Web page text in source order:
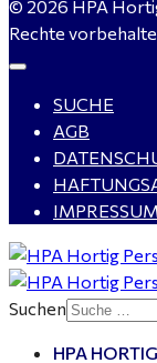
gesucht - ab
WIG-
gesucht für
© 2026 HPA
Rechte
SUCHE
AGB
IMPRESSUM
Suchen
HPA HORTIG